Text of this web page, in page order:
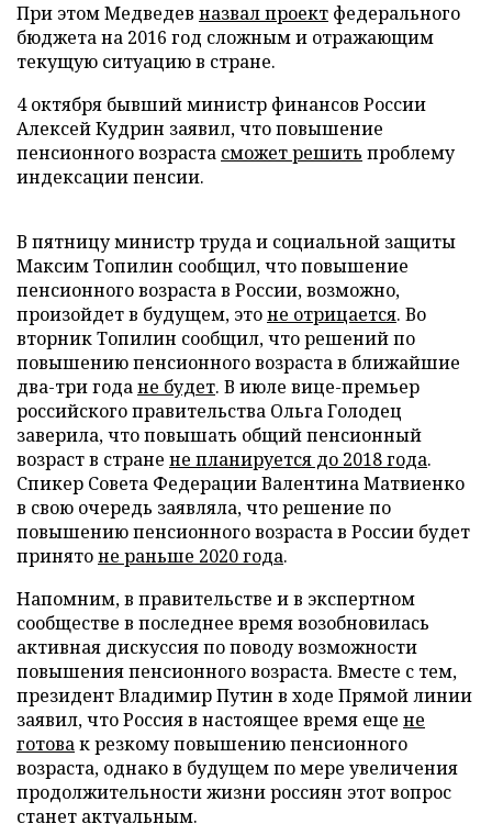
При этом Медведев назвал проект федерального
бюджета на 2016 год сложным и отражающим
текущую ситуацию в стране.
4 октября бывший министр финансов России
Алексей Кудрин заявил, что повышение
пенсионного возраста сможет решить проблему
индексации пенсии.
В пятницу министр труда и социальной защиты
Максим Топилин сообщил, что повышение
пенсионного возраста в России, возможно,
произойдет в будущем, этоне отрицается. Во
вторник Топилин сообщил, что решений по
повышению пенсионного возраста в ближайшие
два-три годане будет. В июле вице-премьер
российского правительства Ольга Голодец
заверила, что повышать общий пенсионный
возраст в стране не планируется до 2018 года.
Спикер Совета Федерации Валентина Матвиенко
в свою очередь заявляла, что решение по
повышению пенсионного возраста в России будет
принятоне раньше 2020 года.
Напомним, в правительстве и в экспертном
сообществе в последнее время возобновилась
активная дискуссия по поводу возможности
повышения пенсионного возраста. Вместе с тем,
президент Владимир Путин в ходе Прямой линии
заявил, что Россия в настоящее время еще не
готовак резкому повышению пенсионного
возраста, однако в будущем по мере увеличения
продолжительности жизни россиян этот вопрос
станет актуальным.